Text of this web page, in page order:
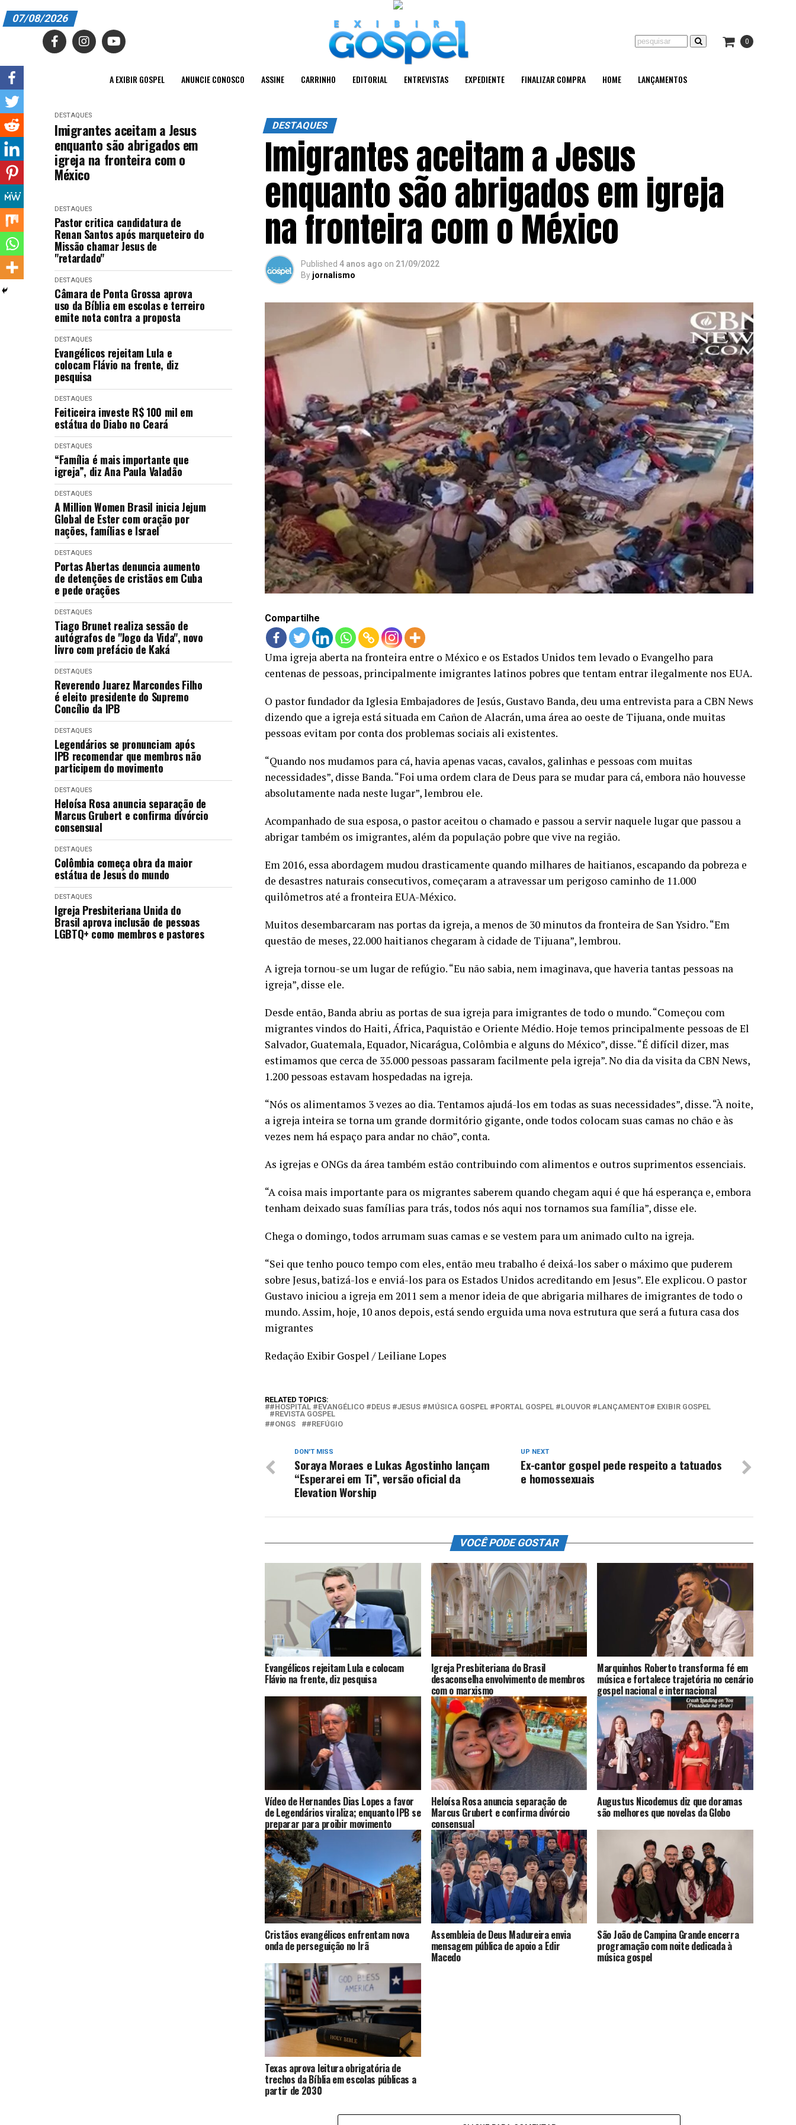
A EXIBIR GOSPEL
EDITORIAL
ENTREVISTAS
FINALIZAR COMPRA
HOME
07/08/2026
0
A EXIBIR GOSPEL ANUNCIE CONOSCO ASSINE CARRINHO EDITORIAL ENTREVISTAS EXPEDIENTE FINALIZAR COMPRA HOME LANÇAMENTOS
DESTAQUES
Imigrantes aceitam a Jesus
enquanto são abrigados em
igreja na fronteira com o
México
DESTAQUES
Pastor critica candidatura de
Renan Santos após marqueteiro do
Missão chamar Jesus de
"retardado"
DESTAQUES
Câmara de Ponta Grossa aprova
uso da Bíblia em escolas e terreiro
emite nota contra a proposta
DESTAQUES
Evangélicos rejeitam Lula e
colocam Flávio na frente, diz
pesquisa
DESTAQUES
Feiticeira investe R$ 100 mil em
estátua do Diabo no Ceará
DESTAQUES
“Família é mais importante que
igreja”, diz Ana Paula Valadão
DESTAQUES
A Million Women Brasil inicia Jejum
Global de Ester com oração por
nações, famílias e Israel
DESTAQUES
Portas Abertas denuncia aumento
de detenções de cristãos em Cuba
e pede orações
DESTAQUES
Tiago Brunet realiza sessão de
autógrafos de "Jogo da Vida", novo
livro com prefácio de Kaká
DESTAQUES
Reverendo Juarez Marcondes Filho
é eleito presidente do Supremo
Concílio da IPB
DESTAQUES
Legendários se pronunciam após
IPB recomendar que membros não
participem do movimento
DESTAQUES
Heloísa Rosa anuncia separação de
Marcus Grubert e confirma divórcio
consensual
DESTAQUES
Colômbia começa obra da maior
estátua de Jesus do mundo
DESTAQUES
Igreja Presbiteriana Unida do
Brasil aprova inclusão de pessoas
LGBTQ+ como membros e pastores
DESTAQUES
Imigrantes aceitam a Jesus
enquanto são abrigados em igreja
na fronteira com o México
Published 4 anos ago on 21/09/2022
By jornalismo
Compartilhe
Uma igreja aberta na fronteira entre o México e os Estados Unidos tem levado o Evangelho para
centenas de pessoas, principalmente imigrantes latinos pobres que tentam entrar ilegalmente nos EUA.
O pastor fundador da Iglesia Embajadores de Jesús, Gustavo Banda, deu uma entrevista para a CBN News
dizendo que a igreja está situada em Cañon de Alacrán, uma área ao oeste de Tijuana, onde muitas
pessoas evitam por conta dos problemas sociais ali existentes.
“Quando nos mudamos para cá, havia apenas vacas, cavalos, galinhas e pessoas com muitas
necessidades”, disse Banda. “Foi uma ordem clara de Deus para se mudar para cá, embora não houvesse
absolutamente nada neste lugar”, lembrou ele.
Acompanhado de sua esposa, o pastor aceitou o chamado e passou a servir naquele lugar que passou a
abrigar também os imigrantes, além da população pobre que vive na região.
Em 2016, essa abordagem mudou drasticamente quando milhares de haitianos, escapando da pobreza e
de desastres naturais consecutivos, começaram a atravessar um perigoso caminho de 11.000
quilômetros até a fronteira EUA-México.
Muitos desembarcaram nas portas da igreja, a menos de 30 minutos da fronteira de San Ysidro. “Em
questão de meses, 22.000 haitianos chegaram à cidade de Tijuana”, lembrou.
A igreja tornou-se um lugar de refúgio. “Eu não sabia, nem imaginava, que haveria tantas pessoas na
igreja”, disse ele.
Desde então, Banda abriu as portas de sua igreja para imigrantes de todo o mundo. “Começou com
migrantes vindos do Haiti, África, Paquistão e Oriente Médio. Hoje temos principalmente pessoas de El
Salvador, Guatemala, Equador, Nicarágua, Colômbia e alguns do México”, disse. “É difícil dizer, mas
estimamos que cerca de 35.000 pessoas passaram facilmente pela igreja”. No dia da visita da CBN News,
1.200 pessoas estavam hospedadas na igreja.
“Nós os alimentamos 3 vezes ao dia. Tentamos ajudá-los em todas as suas necessidades”, disse. “À noite,
a igreja inteira se torna um grande dormitório gigante, onde todos colocam suas camas no chão e às
vezes nem há espaço para andar no chão”, conta.
As igrejas e ONGs da área também estão contribuindo com alimentos e outros suprimentos essenciais.
“A coisa mais importante para os migrantes saberem quando chegam aqui é que há esperança e, embora
tenham deixado suas famílias para trás, todos nós aqui nos tornamos sua família”, disse ele.
Chega o domingo, todos arrumam suas camas e se vestem para um animado culto na igreja.
“Sei que tenho pouco tempo com eles, então meu trabalho é deixá-los saber o máximo que puderem
sobre Jesus, batizá-los e enviá-los para os Estados Unidos acreditando em Jesus”. Ele explicou. O pastor
Gustavo iniciou a igreja em 2011 sem a menor ideia de que abrigaria milhares de imigrantes de todo o
mundo. Assim, hoje, 10 anos depois, está sendo erguida uma nova estrutura que será a futura casa dos
migrantes
Redação Exibir Gospel / Leiliane Lopes
RELATED TOPICS:
#HOSPITAL #EVANGÉLICO #DEUS #JESUS #MÚSICA GOSPEL #PORTAL GOSPEL #LOUVOR #LANÇAMENTO# EXIBIR GOSPEL
#REVISTA GOSPEL
#ONGS
#REFÚGIO
UP NEXT
Ex-cantor gospel pede respeito a tatuados
e homossexuais
DON'T MISS
Soraya Moraes e Lukas Agostinho lançam
“Esperarei em Ti”, versão oficial da
Elevation Worship
VOCÊ PODE GOSTAR
Evangélicos rejeitam Lula e colocam
Flávio na frente, diz pesquisa
Igreja Presbiteriana do Brasil
desaconselha envolvimento de membros
com o marxismo
Marquinhos Roberto transforma fé em
música e fortalece trajetória no cenário
gospel nacional e internacional
Vídeo de Hernandes Dias Lopes a favor
de Legendários viraliza; enquanto IPB se
preparar para proibir movimento
Heloísa Rosa anuncia separação de
Marcus Grubert e confirma divórcio
consensual
Augustus Nicodemus diz que doramas
são melhores que novelas da Globo
Cristãos evangélicos enfrentam nova
onda de perseguição no Irã
Assembleia de Deus Madureira envia
mensagem pública de apoio a Edir
Macedo
São João de Campina Grande encerra
programação com noite dedicada à
música gospel
Texas aprova leitura obrigatória de
trechos da Bíblia em escolas públicas a
partir de 2030